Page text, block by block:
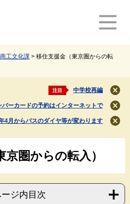
商工文化課 > 移住支援金（東京圏からの転
注目 中学校再編
閉
じ
る
バーカードの予約はインターネットで
閉
じ
る
4月からバスのダイヤ等が変わります
閉
圏からの転入）
ジ内目次